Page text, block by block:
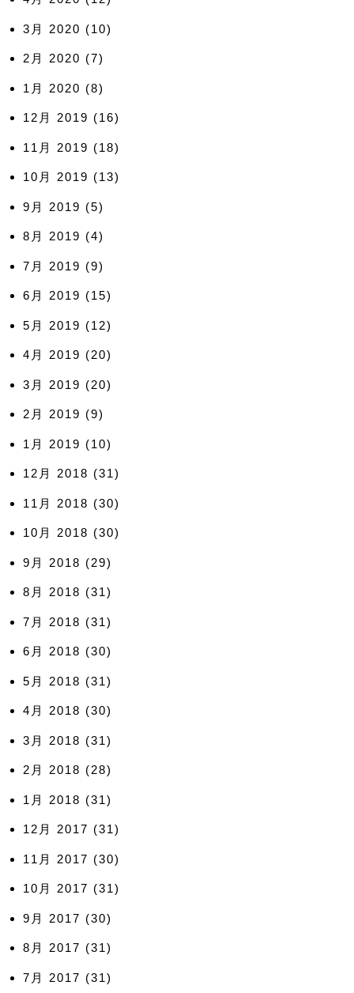
3月 2020 (10)
2月 2020 (7)
1月 2020 (8)
12月 2019 (16)
11月 2019 (18)
10月 2019 (13)
9月 2019 (5)
8月 2019 (4)
7月 2019 (9)
6月 2019 (15)
5月 2019 (12)
4月 2019 (20)
3月 2019 (20)
2月 2019 (9)
1月 2019 (10)
12月 2018 (31)
11月 2018 (30)
10月 2018 (30)
9月 2018 (29)
8月 2018 (31)
7月 2018 (31)
6月 2018 (30)
5月 2018 (31)
4月 2018 (30)
3月 2018 (31)
2月 2018 (28)
1月 2018 (31)
12月 2017 (31)
11月 2017 (30)
10月 2017 (31)
9月 2017 (30)
8月 2017 (31)
7月 2017 (31)